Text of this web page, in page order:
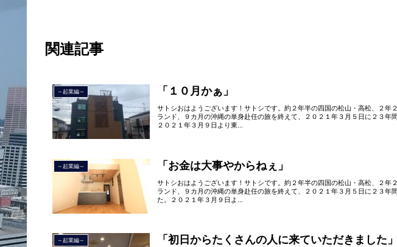
関連記事
～起業編～ 「１０月かぁ」
サトシおはようございます！サトシです。約２年半の四国の松山・高松、２年
ランド、９カ月の沖縄の単身赴任の旅を終えて、２０２１年３月５日に２３年
２０２１年３月９日より東...
～起業編～ 「お金は大事やからねぇ」
サトシおはようございます！サトシです。約２年半の四国の松山・高松、２年
ランド、９カ月の沖縄の単身赴任の旅を終えて、２０２１年３月５日に２３年
た。２０２１年３月９日よ...
～起業編～ 「初日からたくさんの人に来ていただきました」